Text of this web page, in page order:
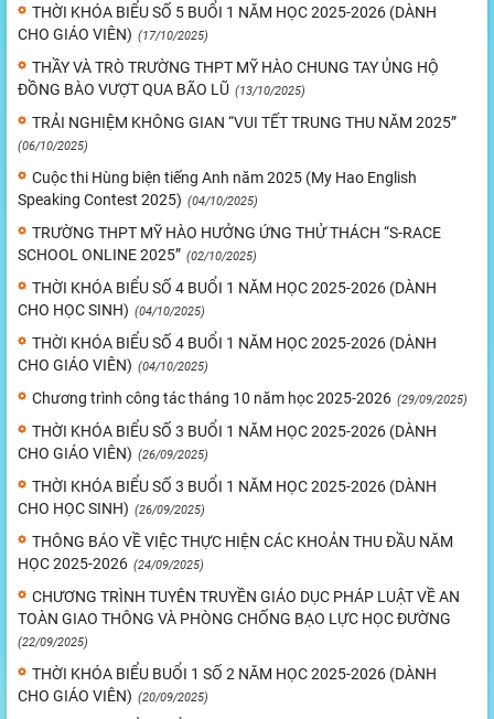
THỜI KHÓA BIỂU SỐ 5 BUỔI 1 NĂM HỌC 2025-2026 (DÀNH
CHO GIÁO VIÊN) (17/10/2025)
THẦY VÀ TRÒ TRƯỜNG THPT MỸ HÀO CHUNG TAY ỦNG HỘ
ĐỒNG BÀO VƯỢT QUA BÃO LŨ (13/10/2025)
TRẢI NGHIỆM KHÔNG GIAN “VUI TẾT TRUNG THU NĂM 2025”
(06/10/2025)
Cuộc thi Hùng biện tiếng Anh năm 2025 (My Hao English
Speaking Contest 2025) (04/10/2025)
TRƯỜNG THPT MỸ HÀO HƯỞNG ỨNG THỬ THÁCH “S-RACE
SCHOOL ONLINE 2025” (02/10/2025)
THỜI KHÓA BIỂU SỐ 4 BUỔI 1 NĂM HỌC 2025-2026 (DÀNH
CHO HỌC SINH) (04/10/2025)
THỜI KHÓA BIỂU SỐ 4 BUỔI 1 NĂM HỌC 2025-2026 (DÀNH
CHO GIÁO VIÊN) (04/10/2025)
Chương trình công tác tháng 10 năm học 2025-2026 (29/09/2025)
THỜI KHÓA BIỂU SỐ 3 BUỔI 1 NĂM HỌC 2025-2026 (DÀNH
CHO GIÁO VIÊN) (26/09/2025)
THỜI KHÓA BIỂU SỐ 3 BUỔI 1 NĂM HỌC 2025-2026 (DÀNH
CHO HỌC SINH) (26/09/2025)
THÔNG BÁO VỀ VIỆC THỰC HIỆN CÁC KHOẢN THU ĐẦU NĂM
HỌC 2025-2026 (24/09/2025)
CHƯƠNG TRÌNH TUYÊN TRUYỀN GIÁO DỤC PHÁP LUẬT VỀ AN
TOÀN GIAO THÔNG VÀ PHÒNG CHỐNG BẠO LỰC HỌC ĐƯỜNG
(22/09/2025)
THỜI KHÓA BIỂU BUỔI 1 SỐ 2 NĂM HỌC 2025-2026 (DÀNH
CHO GIÁO VIÊN) (20/09/2025)